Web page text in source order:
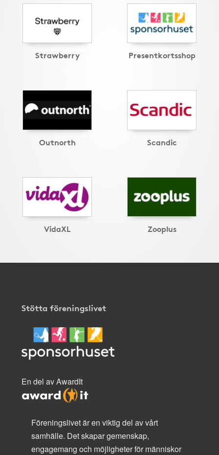
Strawberry Presentkortsshop
Outnorth Scandic
VidaXL Zooplus
Stötta föreningslivet
En del av AwardIt
Föreningslivet är en viktig del av vårt
samhälle. Det skapar gemenskap,
engagemang och möjligheter för människor